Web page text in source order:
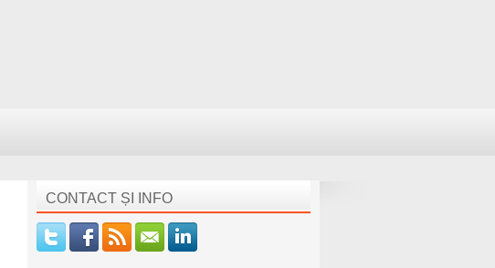
CONTACT ȘI INFO